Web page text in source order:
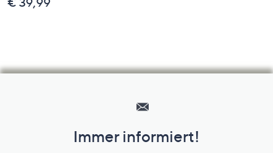
Unternehmensinformationen
Immer informiert!